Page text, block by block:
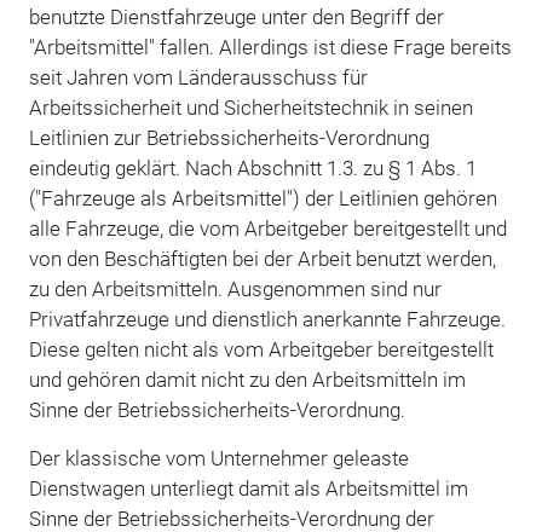
benutzte Dienstfahrzeuge unter den Begriff der
"Arbeitsmittel" fallen. Allerdings ist diese Frage bereits
seit Jahren vom Länderausschuss für
Arbeitssicherheit und Sicherheitstechnik in seinen
Leitlinien zur Betriebssicherheits-Verordnung
eindeutig geklärt. Nach Abschnitt 1.3. zu § 1 Abs. 1
("Fahrzeuge als Arbeitsmittel") der Leitlinien gehören
alle Fahrzeuge, die vom Arbeitgeber bereitgestellt und
von den Beschäftigten bei der Arbeit benutzt werden,
zu den Arbeitsmitteln. Ausgenommen sind nur
Privatfahrzeuge und dienstlich anerkannte Fahrzeuge.
Diese gelten nicht als vom Arbeitgeber bereitgestellt
und gehören damit nicht zu den Arbeitsmitteln im
Sinne der Betriebssicherheits-Verordnung.
Der klassische vom Unternehmer geleaste
Dienstwagen unterliegt damit als Arbeitsmittel im
Sinne der Betriebssicherheits-Verordnung der